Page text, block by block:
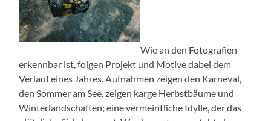
Wie an den Fotografien
erkennbar ist, folgen Projekt und Motive dabei dem
Verlauf eines Jahres. Aufnahmen zeigen den Karneval,
den Sommer am See, zeigen karge Herbstbäume und
Winterlandschaften; eine vermeintliche Idylle, der das